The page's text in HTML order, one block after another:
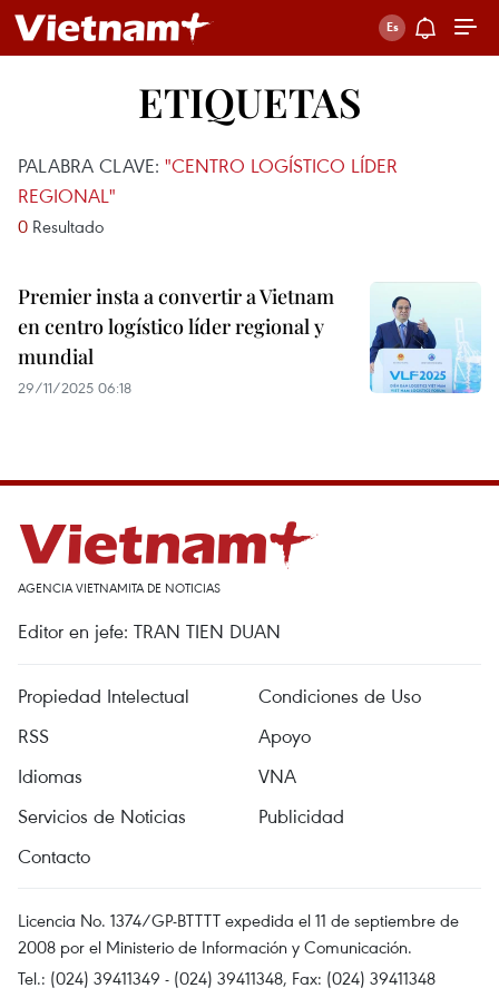
ETIQUETAS
PALABRA CLAVE: "CENTRO LOGÍSTICO LÍDER
REGIONAL"
0 Resultado
Premier insta a convertir a Vietnam
en centro logístico líder regional y
mundial
29/11/2025 06:18
AGENCIA VIETNAMITA DE NOTICIAS
Editor en jefe: TRAN TIEN DUAN
Propiedad Intelectual
Condiciones de Uso
RSS
Apoyo
Idiomas
VNA
Servicios de Noticias
Publicidad
Contacto
Licencia No. 1374/GP-BTTTT expedida el 11 de septiembre de
2008 por el Ministerio de Información y Comunicación.
Tel.: (024) 39411349 - (024) 39411348, Fax: (024) 39411348